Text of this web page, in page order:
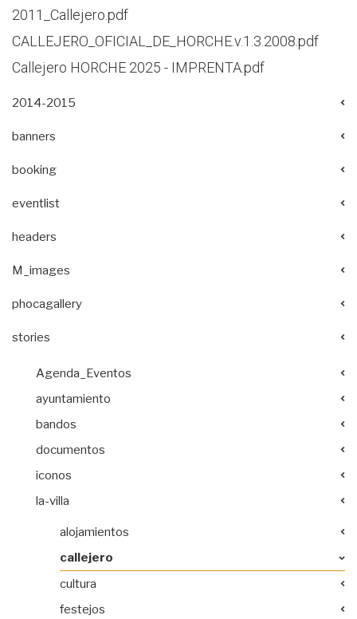
2011_Callejero.pdf
CALLEJERO_OFICIAL_DE_HORCHE.v.1.3.2008.pdf
Callejero HORCHE 2025 - IMPRENTA.pdf
2014-2015
banners
booking
eventlist
headers
M_images
phocagallery
stories
Agenda_Eventos
ayuntamiento
bandos
documentos
iconos
la-villa
alojamientos
callejero
cultura
festejos